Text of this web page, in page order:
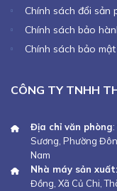
Chính sách đổi sản
Chính sách bảo
Chính sách bảo mật
CÔNG TY TNHH
Địa chỉ văn phòng
Sương, Phường
Nam
Nhà máy sản xuất:
Đồng, Xã Củ Chi,